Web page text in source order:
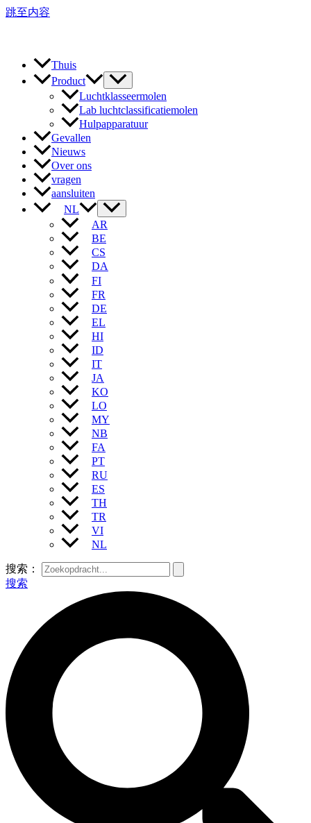
跳至内容
Thuis
Product
Luchtklasseermolen
Lab luchtclassificatiemolen
Hulpapparatuur
Gevallen
Nieuws
Over ons
vragen
aansluiten
NL
AR
BE
CS
DA
FI
FR
DE
EL
HI
ID
IT
JA
KO
LO
MY
NB
FA
PT
RU
ES
TH
TR
VI
NL
搜索：
搜索